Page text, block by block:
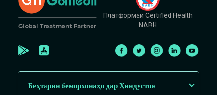
Платформаи Certified Health
NABH
Беҳтарин беморхонаҳо дар Ҳиндустон